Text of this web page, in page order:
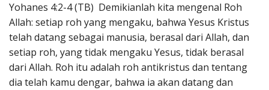
Yohanes 4:2-4 (TB) Demikianlah kita mengenal Roh
Allah: setiap roh yang mengaku, bahwa Yesus Kristus
telah datang sebagai manusia, berasal dari Allah, dan
setiap roh, yang tidak mengaku Yesus, tidak berasal
dari Allah. Roh itu adalah roh antikristus dan tentang
dia telah kamu dengar, bahwa ia akan datang dan